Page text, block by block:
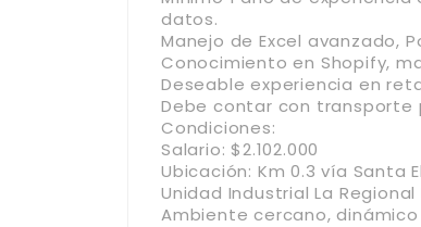
datos.
Manejo de Excel avanzado,
Conocimiento en Shopify,
Deseable experiencia en
Debe contar con transporte
Condiciones:
Salario: $2.102.000
Ubicación: Km 0.3 vía Santa
Unidad Industrial La
Ambiente cercano,